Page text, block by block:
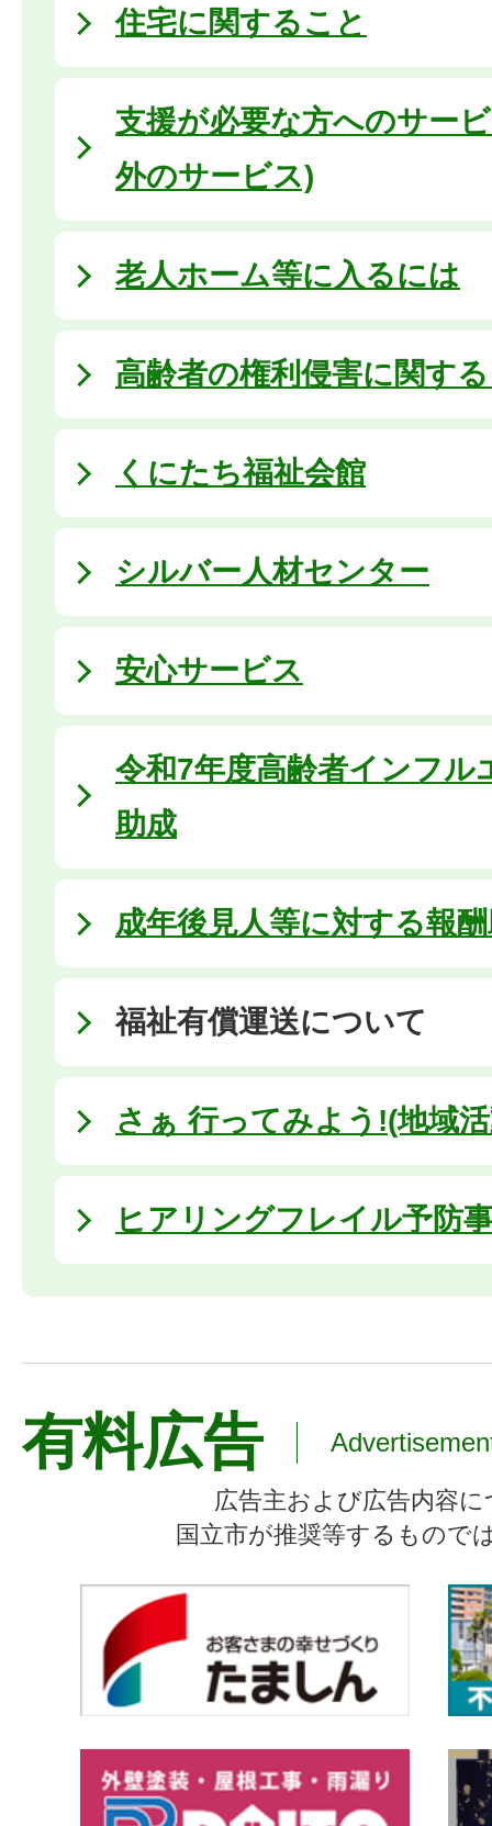
住宅に関すること
支援が必要な方へのサー
外のサービス)
老人ホーム等に入るには
高齢者の権利侵害に関す
くにたち福祉会館
シルバー人材センター
安心サービス
令和7年度高齢者インフル
助成
成年後見人等に対する報
福祉有償運送について
さぁ 行ってみよう!(地域
ヒアリングフレイル予防
有料広告
広告主および広告内容
国立市が推奨等するもので